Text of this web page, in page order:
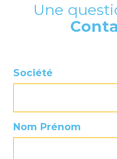
Une
Société
Nom Prénom